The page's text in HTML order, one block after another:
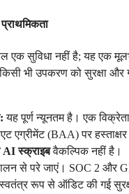
एक सुविधा नहीं है; यह एक
भी उपकरण को सुरक्षा और
यह पूर्ण न्यूनतम है। एक
एग्रीमेंट (BAA) पर
स्क्राइबवैकल्पिक नहीं है।
से परे जाएं। SOC 2 और
रूप से ऑडिट की गई